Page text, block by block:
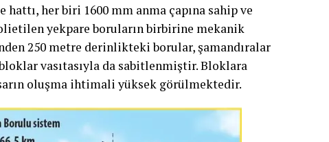
her biri 1600 mm anma çapına sahip ve
yekpare boruların birbirine mekanik
250 metre derinlikteki borular, şamandıralar
vasıtasıyla da sabitlenmiştir. Bloklara
oluşma ihtimali yüksek görülmektedir.